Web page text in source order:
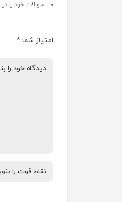
سوالات خود را
امتیاز شما*